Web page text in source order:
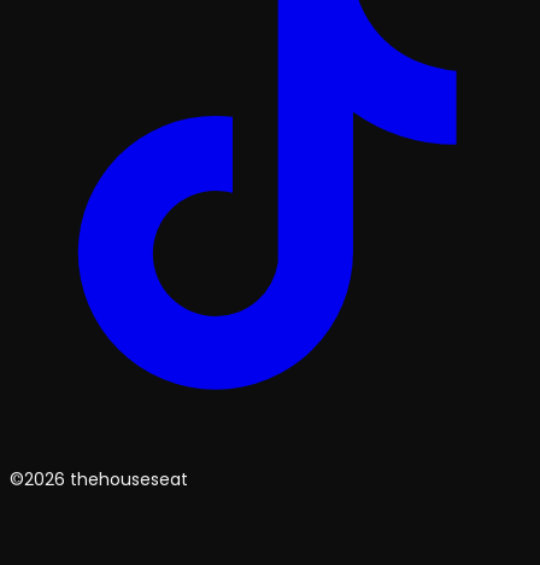
©2026 thehouseseat